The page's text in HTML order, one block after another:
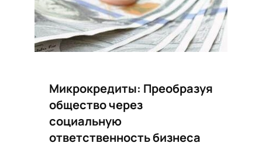
Микрокредиты: Преобразуя
общество через
социальную
ответственность бизнеса